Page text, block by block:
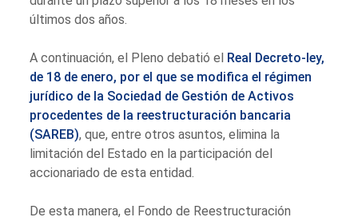
últimos dos años.
A continuación, el Pleno debatió el Real Decreto-ley,
de 18 de enero, por el que se modifica el régimen
jurídico de la Sociedad de Gestión de Activos
procedentes de la reestructuración bancaria
(SAREB), que, entre otros asuntos, elimina la
limitación del Estado en la participación del
accionariado de esta entidad.
De esta manera, el Fondo de Reestructuración